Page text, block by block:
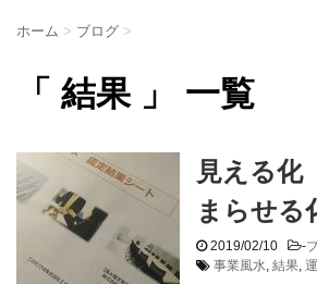
ホーム > ブログ >
「 結果 」 一覧
見える
まらせる
2019/02/10 -
事業風水, 結果,